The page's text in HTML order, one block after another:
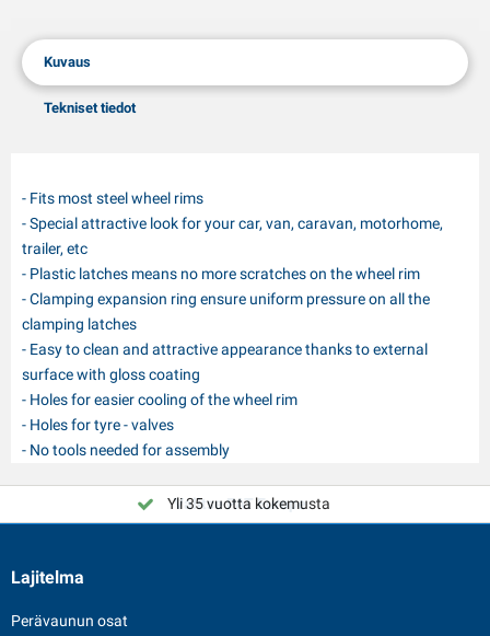
Kuvaus
Tekniset tiedot
- Fits most steel wheel rims
- Special attractive look for your car, van, caravan, motorhome,
trailer, etc
- Plastic latches means no more scratches on the wheel rim
- Clamping expansion ring ensure uniform pressure on all the
clamping latches
- Easy to clean and attractive appearance thanks to external
surface with gloss coating
- Holes for easier cooling of the wheel rim
- Holes for tyre - valves
- No tools needed for assembly
Valitse PAT Europe
Yli 35 vuotta kokemusta
Lajitelma
Perävaunun osat